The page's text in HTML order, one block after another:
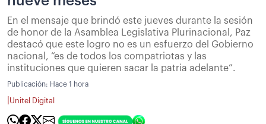
En el mensaje que brindó este jueves durante la sesión
de honor de la Asamblea Legislativa Plurinacional, Paz
destacó que este logro no es un esfuerzo del Gobierno
nacional, “es de todos los compatriotas y las
instituciones que quieren sacar la patria adelante”.
Publicación: Hace 1 hora
Unitel Digital